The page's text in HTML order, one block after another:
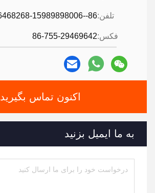
تلفن:86--18926468268-15989898006
فکس:86-755-29469642
اکنون تماس بگیرید
به ما ایمیل بزنید